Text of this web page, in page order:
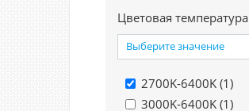
Цветовая температура
Выберите значение
2700K-6400K (1)
3000K-6400K (1)